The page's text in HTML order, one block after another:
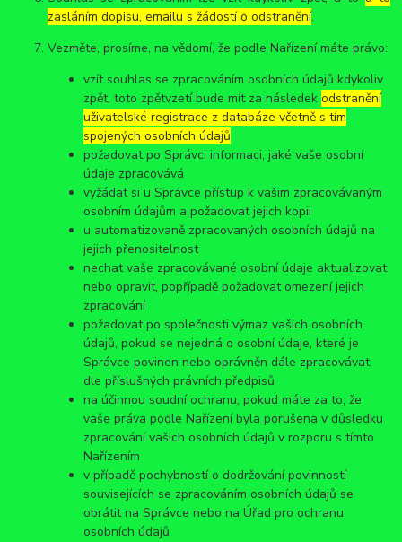
zasláním dopisu, emailu s žádostí o odstranění.
Vezměte, prosíme, na vědomí, že podle Nařízení máte právo:
vzít souhlas se zpracováním osobních údajů kdykoliv
zpět, toto zpětvzetí bude mít za následekodstranění
uživatelské registrace z databáze včetně s tím
spojených osobních údajů
požadovat po Správci informaci, jaké vaše osobní
údaje zpracovává
vyžádat si u Správce přístup k vašim zpracovávaným
osobním údajům a požadovat jejich kopii
u automatizovaně zpracovaných osobních údajů na
jejich přenositelnost
nechat vaše zpracovávané osobní údaje aktualizovat
nebo opravit, popřípadě požadovat omezení jejich
zpracování
požadovat po společnosti výmaz vašich osobních
údajů, pokud se nejedná o osobní údaje, které je
Správce povinen nebo oprávněn dále zpracovávat
dle příslušných právních předpisů
na účinnou soudní ochranu, pokud máte za to, že
vaše práva podle Nařízení byla porušena v důsledku
zpracování vašich osobních údajů v rozporu s tímto
Nařízením
v případě pochybností o dodržování povinností
souvisejících se zpracováním osobních údajů se
obrátit na Správce nebo na Úřad pro ochranu
osobních údajů